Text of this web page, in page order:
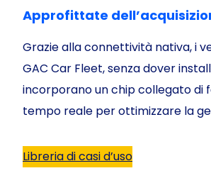
Approfittate
Grazie alla connettività nativa, i
GAC Car Fleet, senza dover
incorporano un chip collegato di
tempo reale per ottimizzare la
Libreria di casi d’uso